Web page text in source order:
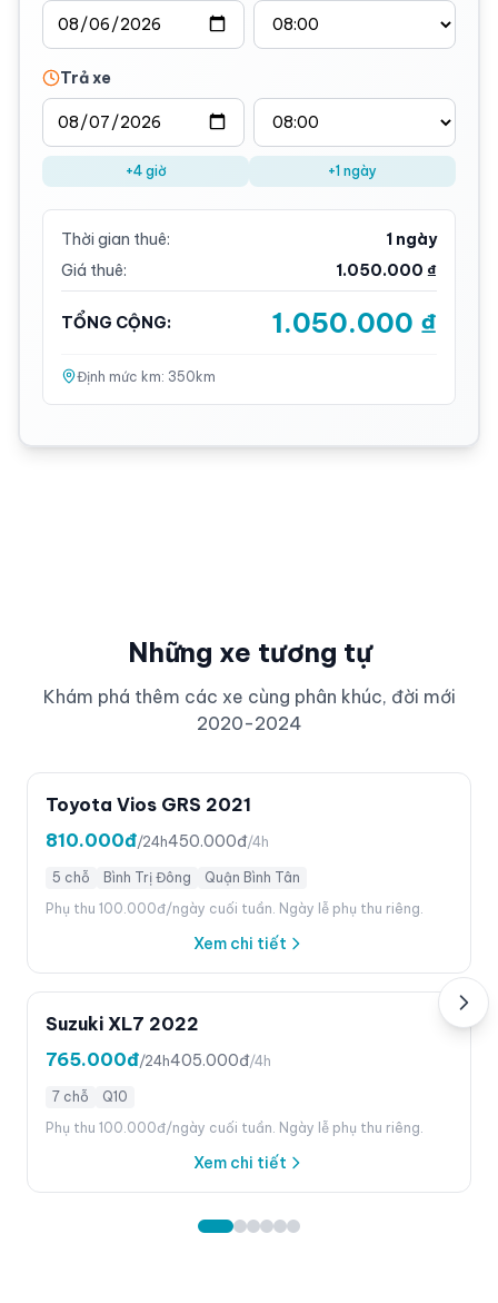
Trả xe
+4 giờ +1 ngày
Thời gian thuê:
1 ngày
Giá thuê:
1.050.000 ₫
TỔNG CỘNG: 1.050.000 ₫
Định mức km: 350 km
Những xe tương tự
Khám phá thêm các xe cùng phân khúc, đời mới
2020-2024
Toyota Vios GRS 2021
810.000đ/24h450.000đ/4h
5 chỗ Bình Trị Đông
Quận Bình Tân
Phụ thu 100.000đ/ngày cuối tuần. Ngày lễ phụ thu riêng.
Xem chi tiết
Suzuki XL7 2022
765.000đ/24h405.000đ/4h
7 chỗ
Q10
Phụ thu 100.000đ/ngày cuối tuần. Ngày lễ phụ thu riêng.
Xem chi tiết